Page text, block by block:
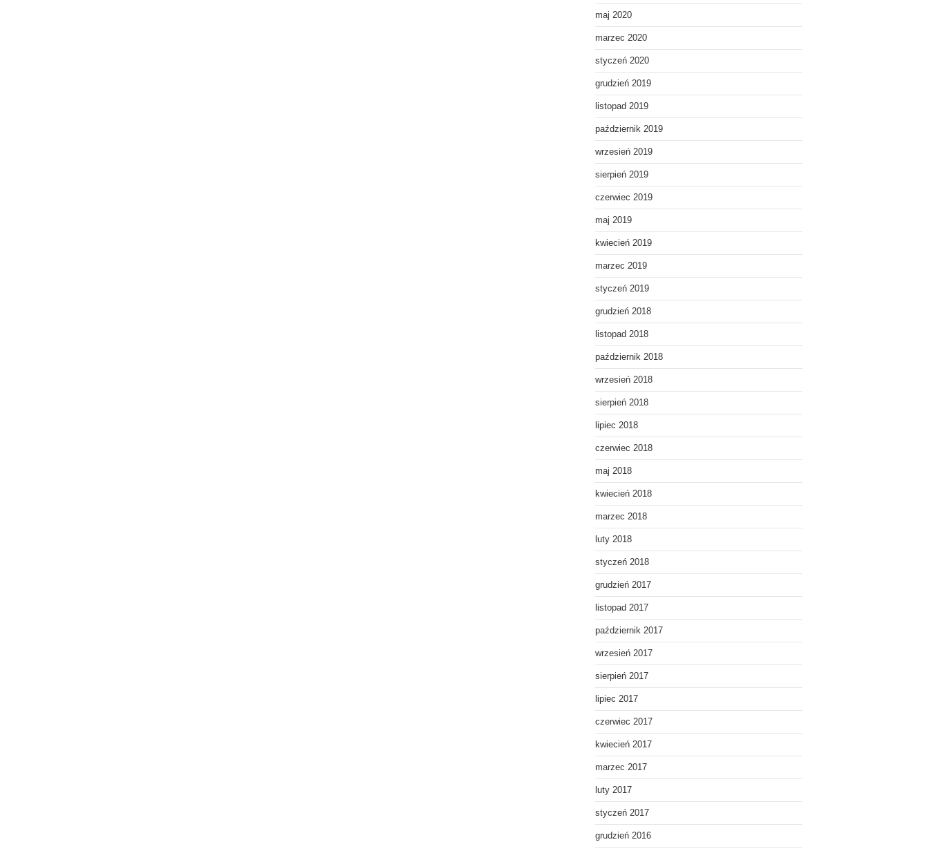
maj 2020
marzec 2020
styczeń 2020
grudzień 2019
listopad 2019
październik 2019
wrzesień 2019
sierpień 2019
czerwiec 2019
maj 2019
kwiecień 2019
marzec 2019
styczeń 2019
grudzień 2018
listopad 2018
październik 2018
wrzesień 2018
sierpień 2018
lipiec 2018
czerwiec 2018
maj 2018
kwiecień 2018
marzec 2018
luty 2018
styczeń 2018
grudzień 2017
listopad 2017
październik 2017
wrzesień 2017
sierpień 2017
lipiec 2017
czerwiec 2017
kwiecień 2017
marzec 2017
luty 2017
styczeń 2017
grudzień 2016